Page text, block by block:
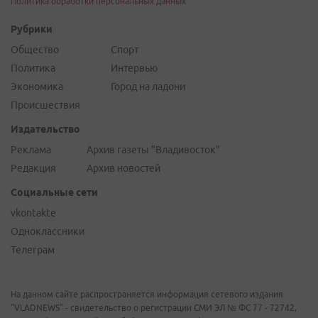
Рубрики
Общество
Политика
Экономика
Происшествия
Спорт
Интервью
Город на ладони
Издательство
Реклама
Редакция
Архив газеты "Владивосток"
Архив новостей
Социальные сети
vkontakte
Одноклассники
Телеграм
На данном сайте распространяется информация сетевого издания
"VLADNEWS" - свидетельство о регистрации СМИ ЭЛ № ФС 77 - 72742,